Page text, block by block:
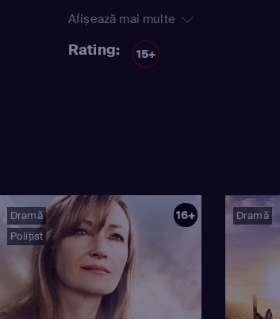
Lauren Cohan(Maggie Greene)
Chandler Riggs
Steven Yeun(Glenn Rhee)
Afișează mai multe
Rating: 15+
Dramă
Polițist
16+ Dramă